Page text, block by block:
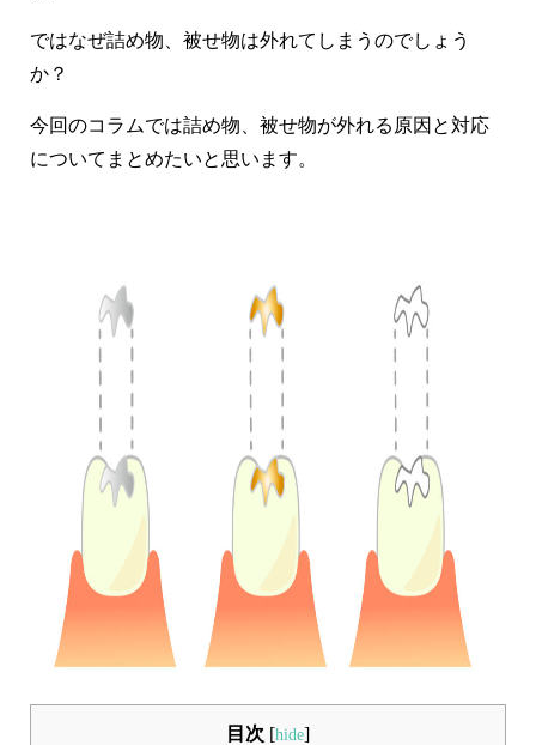
ではなぜ詰め物、被せ物は外れてしまうのでしょう
か？
今回のコラムでは詰め物、被せ物が外れる原因と対応
についてまとめたいと思います。
目次 [hide]